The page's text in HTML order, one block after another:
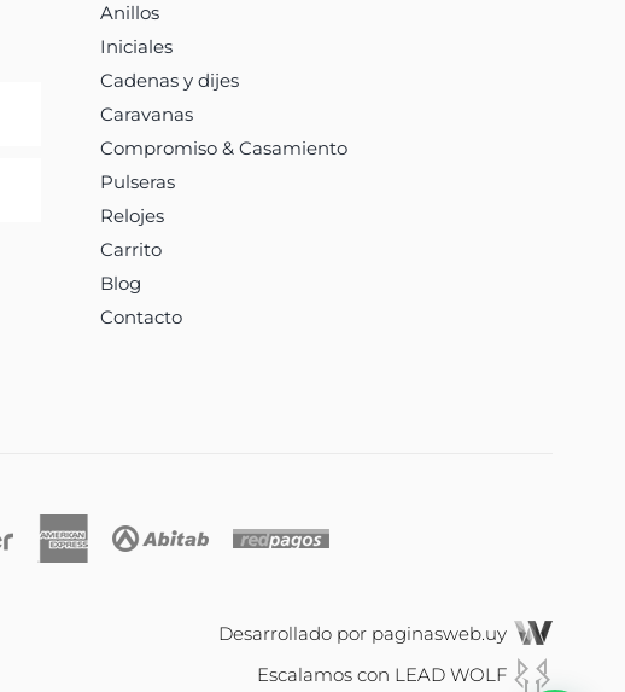
Anillos
Iniciales
Cadenas y dijes
Caravanas
Compromiso & Casamiento
Pulseras
Relojes
Carrito
Blog
Contacto
Desarrollado por paginasweb.uy
Escalamos con LEAD WOLF